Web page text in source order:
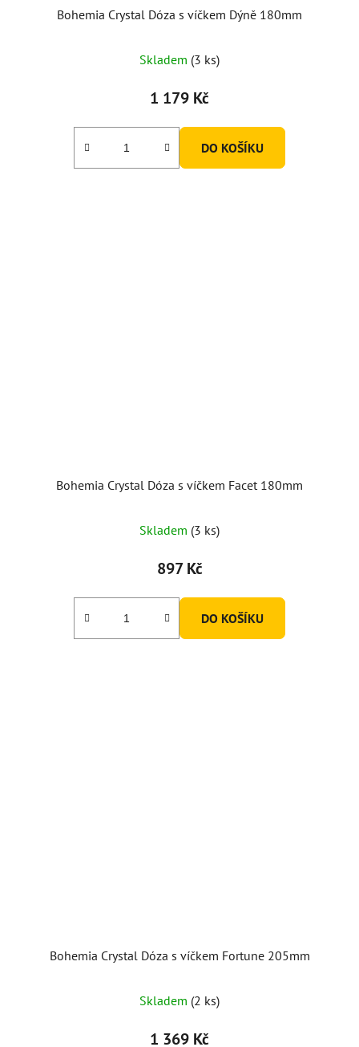
Bohemia Crystal Dóza s víčkem Dýně 180mm
Skladem (3 ks)
1 179 Kč
DO KOŠÍKU
Bohemia Crystal Dóza s víčkem Facet 180mm
Skladem (3 ks)
897 Kč
DO KOŠÍKU
Bohemia Crystal Dóza s víčkem Fortune 205mm
Skladem (2 ks)
1 369 Kč